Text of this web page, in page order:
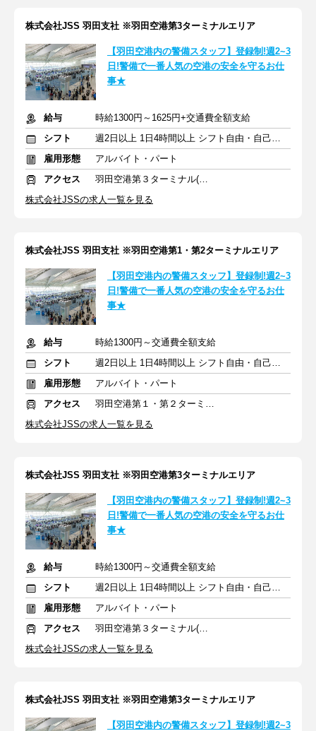
株式会社JSS 羽田支社 ※羽田空港第3ターミナルエリア
【羽田空港内の警備スタッフ】登録制!週2~3
日!警備で一番人気の空港の安全を守るお仕
事★
給与
時給1300円～1625円+交通費全額支給
シフト
週2日以上 1日4時間以上 シフト自由・自己申告
雇用形態
アルバイト・パート
アクセス
羽田空港第３ターミナル(京急)駅
株式会社JSSの求人一覧を見る
株式会社JSS 羽田支社 ※羽田空港第1・第2ターミナルエリア
【羽田空港内の警備スタッフ】登録制!週2~3
日!警備で一番人気の空港の安全を守るお仕
事★
給与
時給1300円～交通費全額支給
シフト
週2日以上 1日4時間以上 シフト自由・自己申告
雇用形態
アルバイト・パート
アクセス
羽田空港第１・第２ターミナル(京急)駅
株式会社JSSの求人一覧を見る
株式会社JSS 羽田支社 ※羽田空港第3ターミナルエリア
【羽田空港内の警備スタッフ】登録制!週2~3
日!警備で一番人気の空港の安全を守るお仕
事★
給与
時給1300円～交通費全額支給
シフト
週2日以上 1日4時間以上 シフト自由・自己申告
雇用形態
アルバイト・パート
アクセス
羽田空港第３ターミナル(京急)駅
株式会社JSSの求人一覧を見る
株式会社JSS 羽田支社 ※羽田空港第3ターミナルエリア
【羽田空港内の警備スタッフ】登録制!週2~3